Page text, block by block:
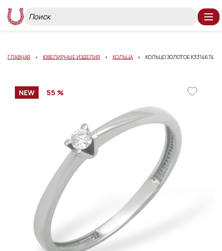
ГЛАВНАЯ ЮВЕЛИРНЫЕ ИЗДЕЛИЯ КОЛЬЦА КОЛЬЦО ЗОЛОТОЕ К3314674
NEW 55 %